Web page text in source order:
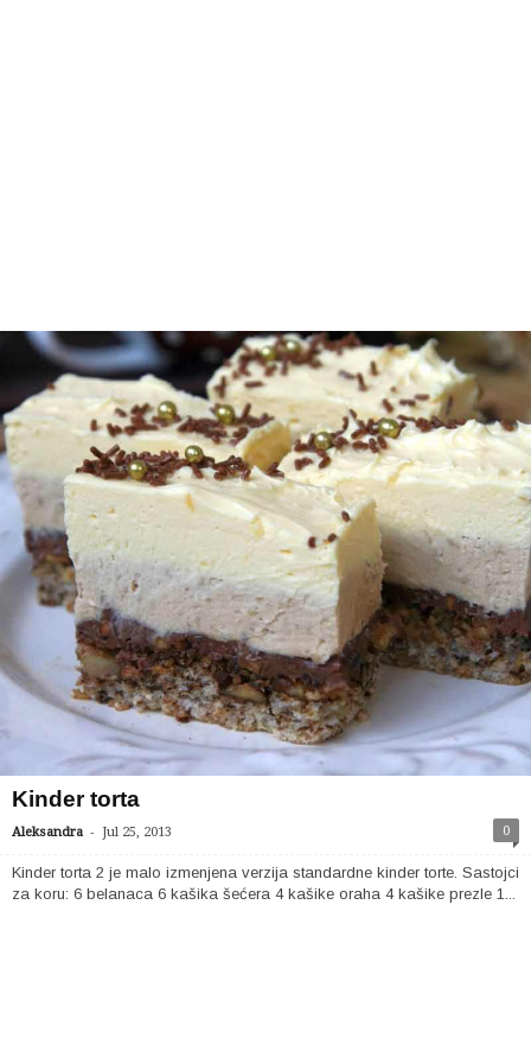
Kinder torta
Aleksandra - Jul 25, 2013 0
Kinder torta 2 je malo izmenjena verzija standardne kinder torte. Sastojci
za koru: 6 belanaca 6 kašika šećera 4 kašike oraha 4 kašike prezle 1...